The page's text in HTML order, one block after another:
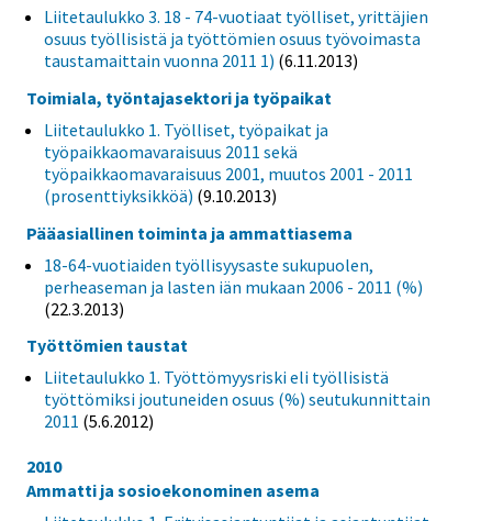
Liitetaulukko 3. 18 - 74-vuotiaat työlliset, yrittäjien
osuus työllisistä ja työttömien osuus työvoimasta
taustamaittain vuonna 2011 1) (6.11.2013)
Toimiala, työntajasektori ja työpaikat
Liitetaulukko 1. Työlliset, työpaikat ja
työpaikkaomavaraisuus 2011 sekä
työpaikkaomavaraisuus 2001, muutos 2001 - 2011
(prosenttiyksikköä) (9.10.2013)
Pääasiallinen toiminta ja ammattiasema
18-64-vuotiaiden työllisyysaste sukupuolen,
perheaseman ja lasten iän mukaan 2006 - 2011 (%)
(22.3.2013)
Työttömien taustat
Liitetaulukko 1. Työttömyysriski eli työllisistä
työttömiksi joutuneiden osuus (%) seutukunnittain
2011 (5.6.2012)
2010
Ammatti ja sosioekonominen asema